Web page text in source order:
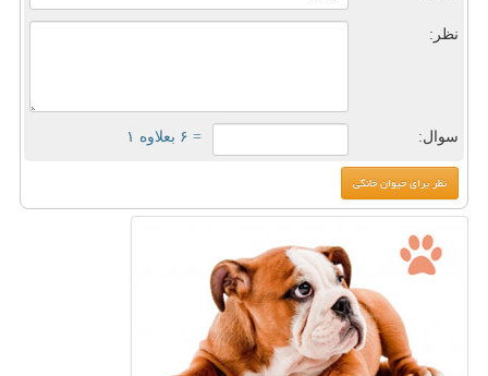
نظر:
سوال: = ۶ بعلاوه ۱